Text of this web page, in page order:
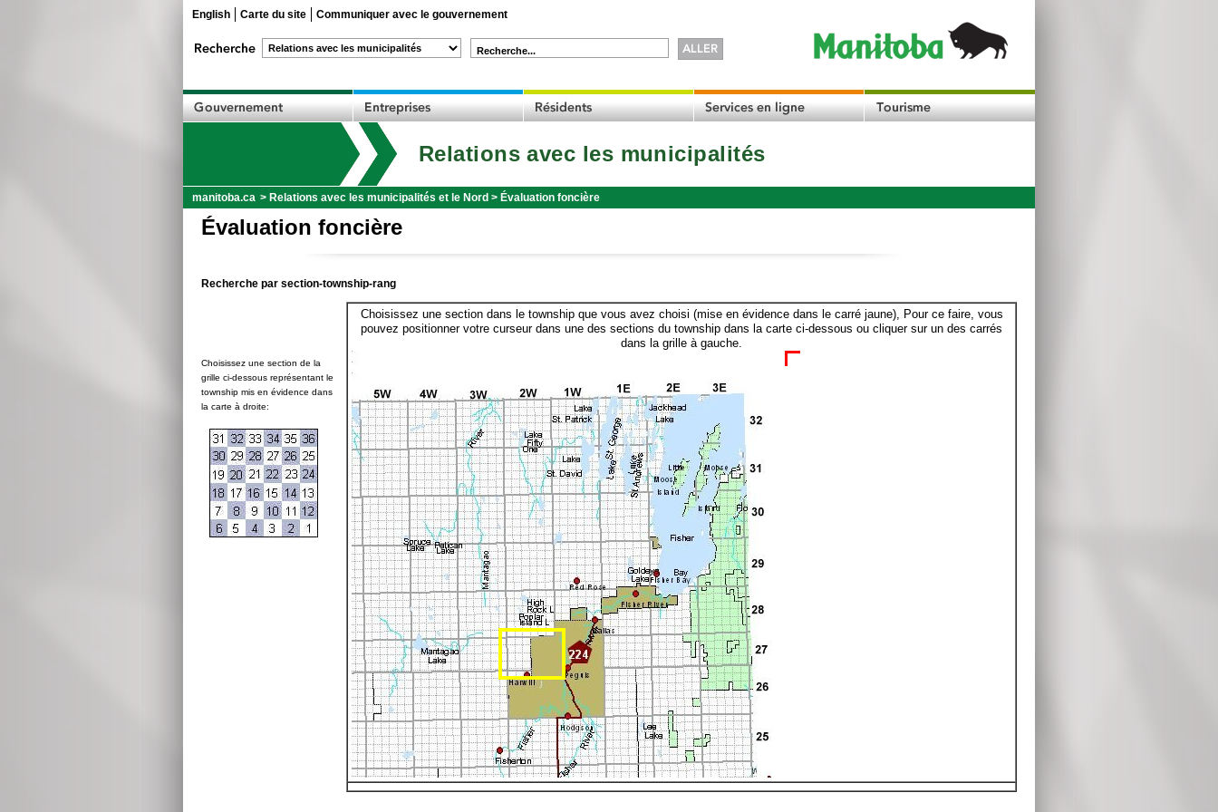
English Carte du site Communiquer avec le gouvernement
Recherche...
Relations avec les municipalités
manitoba.ca > Relations avec les municipalités et le Nord > Évaluation foncière
Évaluation foncière
Recherche par section-township-rang
Choisissez une section de la
grille ci-dessous représentant le
township mis en évidence dans
la carte à droite:
Choisissez une section dans le township que vous avez choisi (mise en évidence dans le carré jaune), Pour ce faire, vous
pouvez positionner votre curseur dans une des sections du township dans la carte ci-dessous ou cliquer sur un des carrés
dans la grille à gauche.